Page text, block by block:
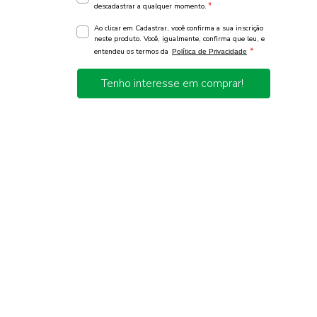
descadastrar a qualquer momento. *
Ao clicar em Cadastrar, você confirma a sua inscrição
neste produto. Você, igualmente, confirma que leu, e
entendeu os termos da Política de Privacidade *
Tenho interesse em comprar!